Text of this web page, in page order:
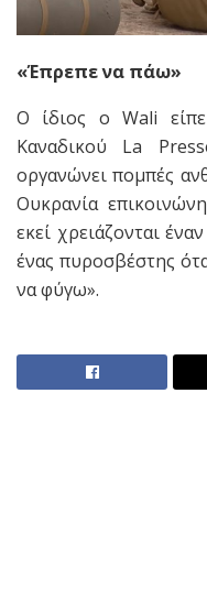
«Έπρεπε να πάω»
Ο ίδιος ο Wali
Καναδικού La
οργανώνει πομπές
Ουκρανία
εκεί χρειάζονται
ένας πυροσβέστης
να φύγω».